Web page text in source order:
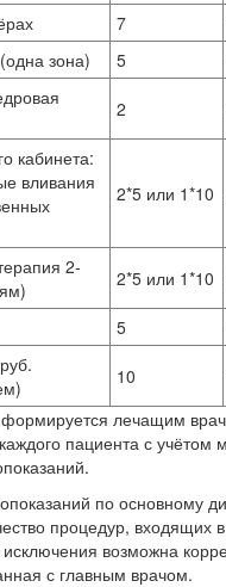
7
зона)
5
2
кабинета:
вливания
2*5 или 1*10
2-
2*5 или 1*10
5
10
лечащим
пациента с учётом
по основному
процедур, входящих
исключения возможна
с главным врачом.